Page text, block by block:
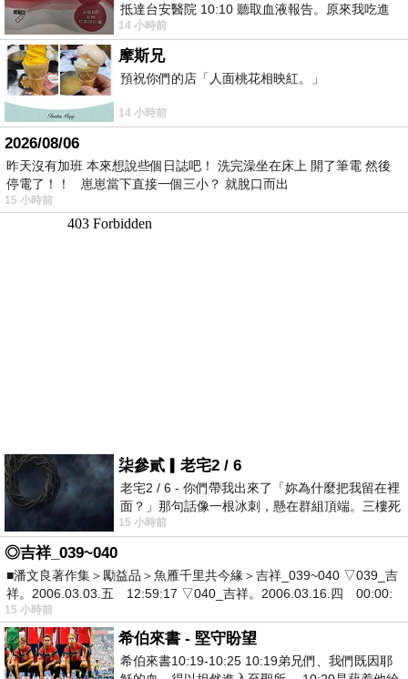
抵達台安醫院 10:10 聽取血液報告。原來我吃進
去的 B12 彌可保並非沒有吸收而是超
14 小時前
摩斯兄
預祝你們的店「人面桃花相映紅。」
14 小時前
2026/08/06
昨天沒有加班 本來想說些個日誌吧！ 洗完澡坐在床上 開了筆電 然後
停電了！！ 崽崽當下直接一個三小？ 就脫口而出
15 小時前
柒參貳▎老宅2 / 6
老宅2 / 6 - 你們帶我出來了「妳為什麼把我留在裡
面？」那句話像一根冰刺，懸在群組頂端。三樓死
死盯著照片裡的人。那個人確實站在
15 小時前
◎吉祥_039~040
■潘文良著作集＞勵益品＞魚雁千里共今緣＞吉祥_039~040 ▽039_吉
祥。2006.03.03.五 12:59:17 ▽040_吉祥。2006.03.16.四 00:00:
15 小時前
希伯來書 - 堅守盼望
希伯來書10:19-10:25 10:19弟兄們、我們既因耶